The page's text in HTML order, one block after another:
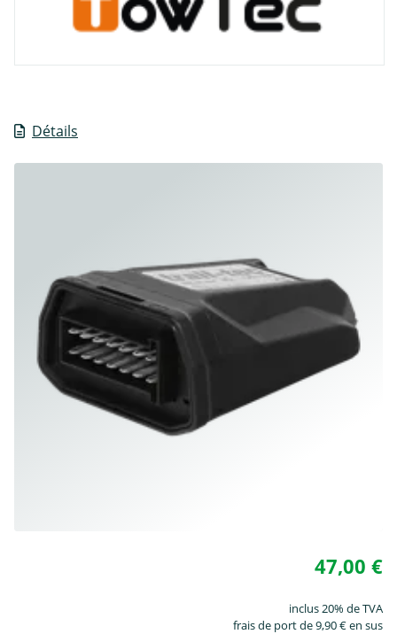
Détails
47,00 €
inclus 20% de TVA
frais de port de 9,90 € en sus